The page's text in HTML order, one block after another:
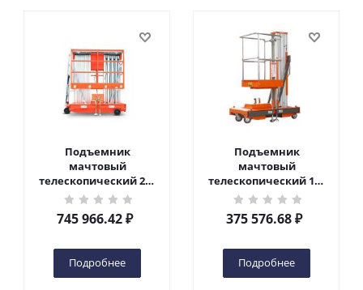
Подъемник
мачтовый
телескопический 200
кг 10 м TOR GTWY10-
200S DC 2-мачтовый
(автономный) (N) в
745 966.42₽
Подробнее
Подъемник
мачтовый
телескопический 125
кг 6 м TOR GTWY6-100
DC 1-мачтовый
(автономный) (G) в
375 576.68₽
Подробнее